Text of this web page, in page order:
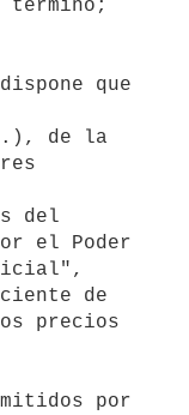
término;
que
de la
del
el Poder
de
precios